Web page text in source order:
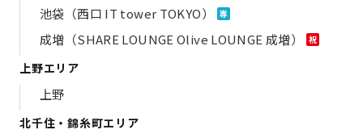
池袋（西口 IT tower TOKYO）
専
成増（SHARE LOUNGE Olive LOUNGE 成増） 祝
上野エリア
上野
北千住・錦糸町エリア